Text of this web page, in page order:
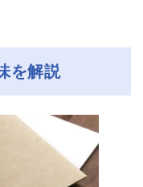
を解説